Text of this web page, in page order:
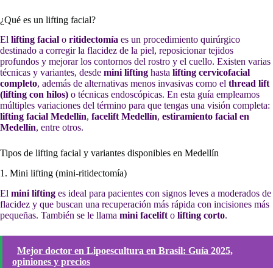
¿Qué es un lifting facial?
El lifting facial o ritidectomía es un procedimiento quirúrgico
destinado a corregir la flacidez de la piel, reposicionar tejidos
profundos y mejorar los contornos del rostro y el cuello. Existen varias
técnicas y variantes, desde mini lifting hasta lifting cervicofacial
completo, además de alternativas menos invasivas como el thread lift
(lifting con hilos) o técnicas endoscópicas. En esta guía empleamos
múltiples variaciones del término para que tengas una visión completa:
lifting facial Medellín, facelift Medellín, estiramiento facial en
Medellín, entre otros.
Tipos de lifting facial y variantes disponibles en Medellín
1. Mini lifting (mini-ritidectomía)
El mini lifting es ideal para pacientes con signos leves a moderados de
flacidez y que buscan una recuperación más rápida con incisiones más
pequeñas. También se le llama mini facelift o lifting corto.
Mejor doctor en Lipoescultura en Brasil: Guía 2025,
opiniones y precios